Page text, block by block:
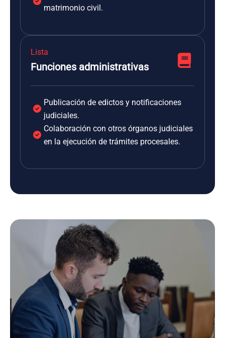
matrimonio civil.
Lista
Funciones administrativas
Publicación de edictos y notificaciones
judiciales.
Colaboración con otros órganos judiciales
en la ejecución de trámites procesales.